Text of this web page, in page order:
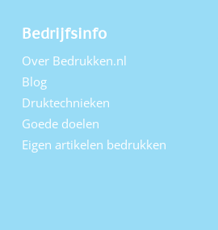
Bedrijfsinfo
Over Bedrukken.nl
Blog
Druktechnieken
Goede doelen
Eigen artikelen bedrukken